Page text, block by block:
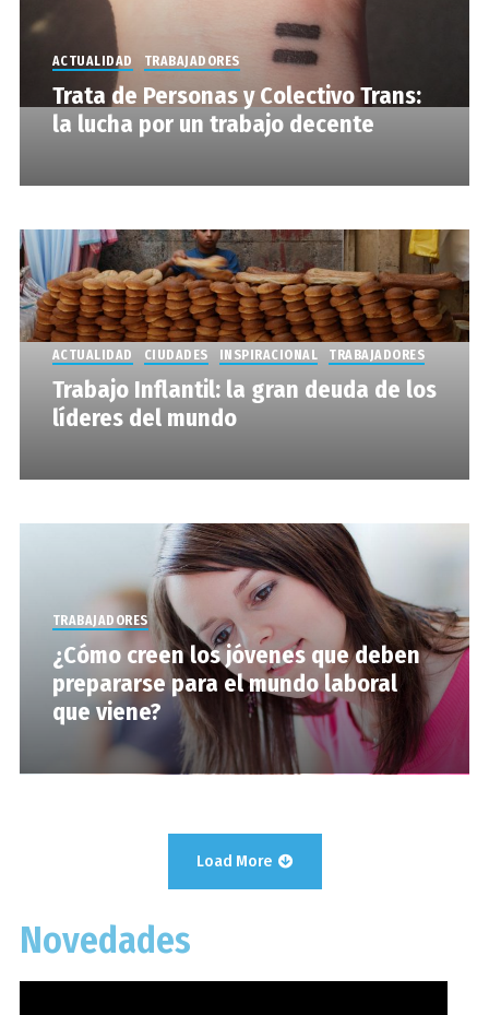
ACTUALIDAD TRABAJADORES
Trata de Personas y Colectivo Trans:
la lucha por un trabajo decente
ACTUALIDAD CIUDADES INSPIRACIONAL TRABAJADORES
Trabajo Inflantil: la gran deuda de los
líderes del mundo
TRABAJADORES
¿Cómo creen los jóvenes que deben
prepararse para el mundo laboral
que viene?
Load More
Novedades